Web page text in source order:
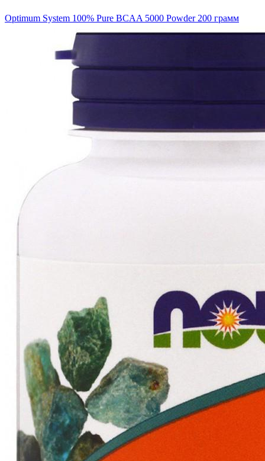
Optimum System 100% Pure BCAA 5000 Powder 200 грамм